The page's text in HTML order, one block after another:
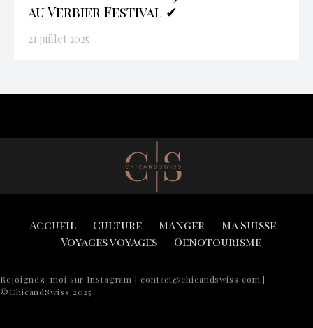
au Verbier Festival ✔
21 juillet 2025
Accueil Culture Manger
Ma Suisse
Voyages voyages
Oenotourisme
Rejoignez-moi sur Instagram | contact@chicandswiss.com |
©ChicandSwiss 2025